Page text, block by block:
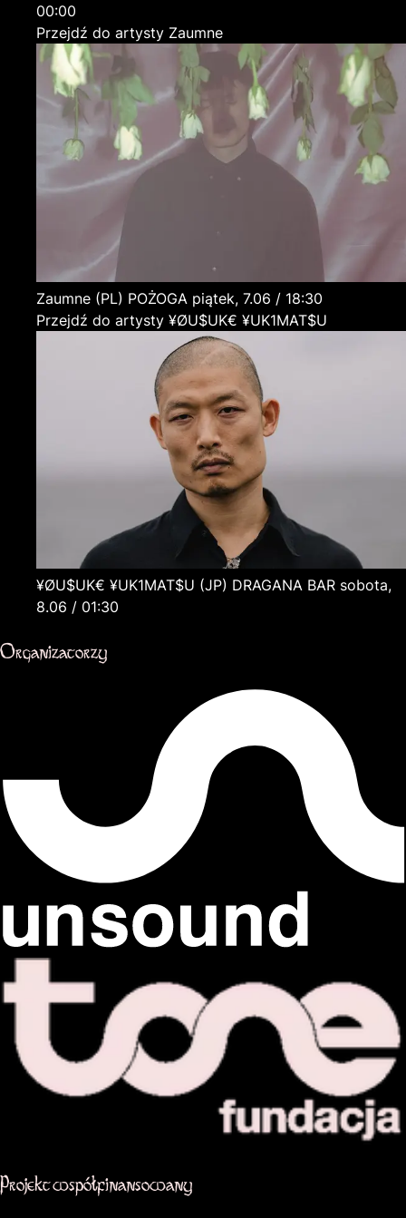
00:00
Przejdź do artysty Zaumne
Zaumne (PL) POŻOGA
piątek, 7.06 / 18:30
Przejdź do artysty ¥ØU$UK€ ¥UK1MAT$U
¥ØU$UK€ ¥UK1MAT$U (JP) DRAGANA BAR sobota,
8.06 / 01:30
Organizatorzy
Projekt współfinansowany